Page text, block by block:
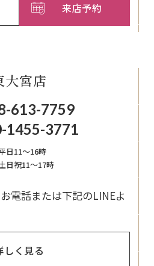
来店予約
大宮店
613-7759
1455-3771
日11〜16時
日祝11〜17時
電話または下記のLINEよ
しく見る